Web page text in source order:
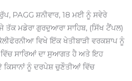
PAGG ਸ਼ਨੀਵਾਰ, 18 ਮਈ ਨੂੰ ਸਵੇਰੇ
ਤੱਕ ਮਡੇਰਾ ਗੁਰਦੁਆਰਾ ਸਾਹਿਬ, (ਸਿੱਖ ਟੈਂਪਲ)
ਵਿਖੇ ਇੱਕ ਖੇਤੀਬਾੜੀ ਵਰਕਸ਼ਾਪ ਨੂੰ
ਸਾਰਿਆਂ ਦਾ ਸੁਆਗਤ ਹੈ ਅਤੇ ਇਹ
ਕਿਸਾਨਾਂ ਨੂੰ ਦਰਪੇਸ਼ ਚੁਣੌਤੀਆਂ ਵਿੱਚ